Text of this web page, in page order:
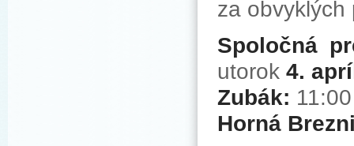
za obvyklých
Spoločná
utorok 4.
Zubák:
Horná